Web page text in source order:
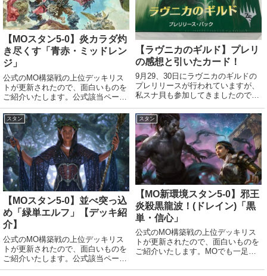
【MOスタン5-0】炎カラダ灼
き尽くす「青赤・ミッドレン
ジ」
公式のMO構築戦の上位デッキリス
トが更新されたので、面白いものを
ご紹介いたします。公式該当ページ
(英語)デッキリストはコチラ。メイ
ンボードcreature (14)4 《砕骨の巨
人/Bonecrusher Giant》3 《無作法
な挑発者/...
【ラヴニカのギルド】プレリ
の感想と引いたカード！
9月29、30日にラヴニカのギルドの
プレリリースが行われていますが、
私スナ貝も参加してきましたので、
いきたいと思いkます。雨だけどプ
レリにいくどん— 速攻MTG
(@haste_mtg) 2018年9月29日...
スタン
【MOスタン5-0】並べ突っ込
め「緑単エルフ」【デッキ紹
介】
公式のMO構築戦の上位デッキリス
トが更新されたので、面白いものを
ご紹介いたします。公式該当ページ
(英語)デッキリストはコチラ。クリ
スタン
【MO新環境スタン5-0】邪王
炎殺黒龍波！(ドレイン)「黒
単・信心」
公式のMO構築戦の上位デッキリス
トが更新されたので、面白いものを
ご紹介いたします。MOでも一足先
いたので紹介していきます。公式該